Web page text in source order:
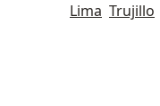
Lima Trujillo